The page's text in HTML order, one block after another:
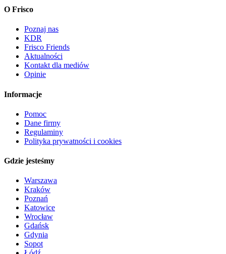
O Frisco
Poznaj nas
KDR
Frisco Friends
Aktualności
Kontakt dla mediów
Opinie
Informacje
Pomoc
Dane firmy
Regulaminy
Polityka prywatności i cookies
Gdzie jesteśmy
Warszawa
Kraków
Poznań
Katowice
Wrocław
Gdańsk
Gdynia
Sopot